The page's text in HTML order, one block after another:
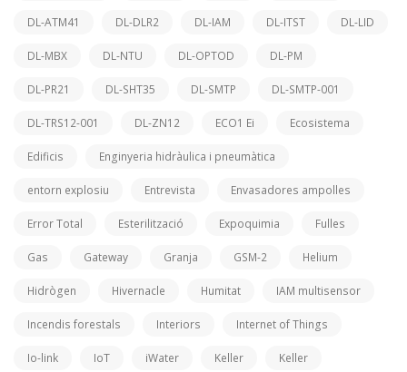
DL-ATM41 DL-DLR2 DL-IAM DL-ITST DL-LID
DL-MBX DL-NTU DL-OPTOD DL-PM
DL-PR21 DL-SHT35 DL-SMTP DL-SMTP-001
DL-TRS12-001 DL-ZN12 ECO1 Ei Ecosistema
Edificis Enginyeria hidràulica i pneumàtica
entorn explosiu Entrevista Envasadores ampolles
Error Total Esterilització Expoquimia Fulles
Gas Gateway Granja GSM-2 Helium
Hidrògen Hivernacle Humitat IAM multisensor
Incendis forestals Interiors Internet of Things
Io-link IoT iWater Keller Keller